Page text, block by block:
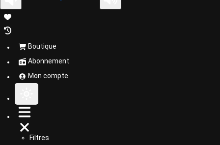
Boutique
Abonnement
Mon compte
Filtres